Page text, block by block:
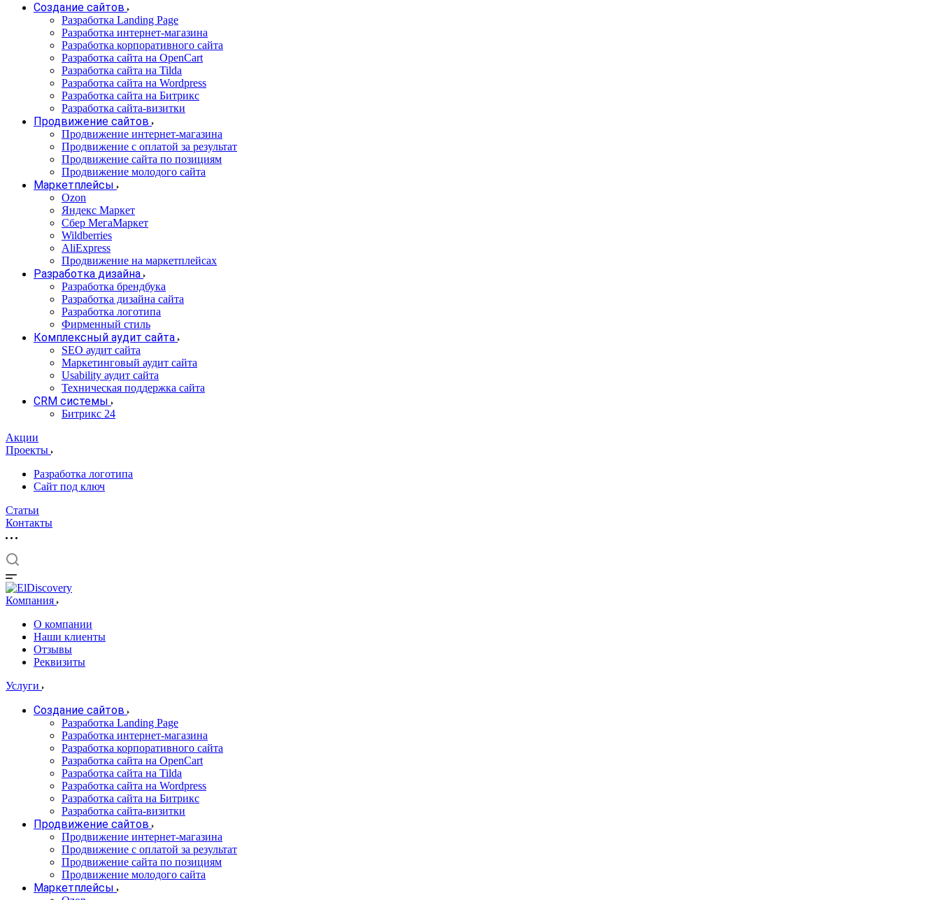
Создание сайтов
Разработка Landing Page
Разработка интернет-магазина
Разработка корпоративного сайта
Разработка сайта на OpenCart
Разработка сайта на Tilda
Разработка сайта на Wordpress
Разработка сайта на Битрикс
Разработка сайта-визитки
Продвижение сайтов
Продвижение интернет-магазина
Продвижение с оплатой за результат
Продвижение сайта по позициям
Продвижение молодого сайта
Маркетплейсы
Ozon
Яндекс Маркет
Сбер МегаМаркет
Wildberries
AliExpress
Продвижение на маркетплейсах
Разработка дизайна
Разработка брендбука
Разработка дизайна сайта
Разработка логотипа
Фирменный стиль
Комплексный аудит сайта
SEO аудит сайта
Маркетинговый аудит сайта
Usability аудит сайта
Техническая поддержка сайта
CRM системы
Битрикс 24
Акции
Проекты
Разработка логотипа
Сайт под ключ
Статьи
Контакты
Компания
О компании
Наши клиенты
Отзывы
Реквизиты
Услуги
Создание сайтов
Разработка Landing Page
Разработка интернет-магазина
Разработка корпоративного сайта
Разработка сайта на OpenCart
Разработка сайта на Tilda
Разработка сайта на Wordpress
Разработка сайта на Битрикс
Разработка сайта-визитки
Продвижение сайтов
Продвижение интернет-магазина
Продвижение с оплатой за результат
Продвижение сайта по позициям
Продвижение молодого сайта
Маркетплейсы